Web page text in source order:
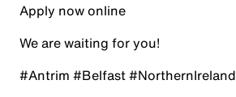
Apply now online
We are waiting for you!
#Antrim #Belfast #NorthernIreland